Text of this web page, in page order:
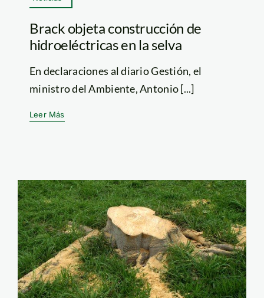
Brack objeta construcción de
hidroeléctricas en la selva
En declaraciones al diario Gestión, el
ministro del Ambiente, Antonio [...]
Leer Más